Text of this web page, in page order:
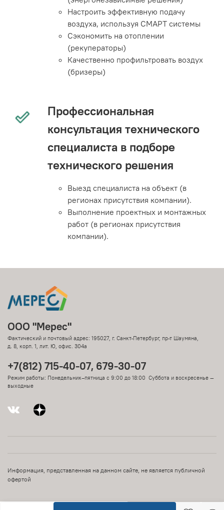
Настроить эффективную подачу
воздуха, используя СМАРТ системы
Сэкономить на отоплении
(рекуператоры)
Качественно профильтровать воздух
(бризеры)
Профессиональная
консультация технического
специалиста в подборе
технического решения
Выезд специалиста на объект (в
регионах присутствия компании).
Выполнение проектных и монтажных
работ (в регионах присутствия
компании).
ООО "Мерес"
Фактический и почтовый адрес: 195027, г. Санкт-Петербург, пр-т Шаумяна,
д. 8, корп. 1, лит. Ю, офис. 304а
+7(812) 715-40-07, 679-30-07
Режим работы: Понедельник–пятница с 9:00 до 18:00 Суббота и воскресенье —
выходные
Информация, представленная на данном сайте, не является публичной
офертой